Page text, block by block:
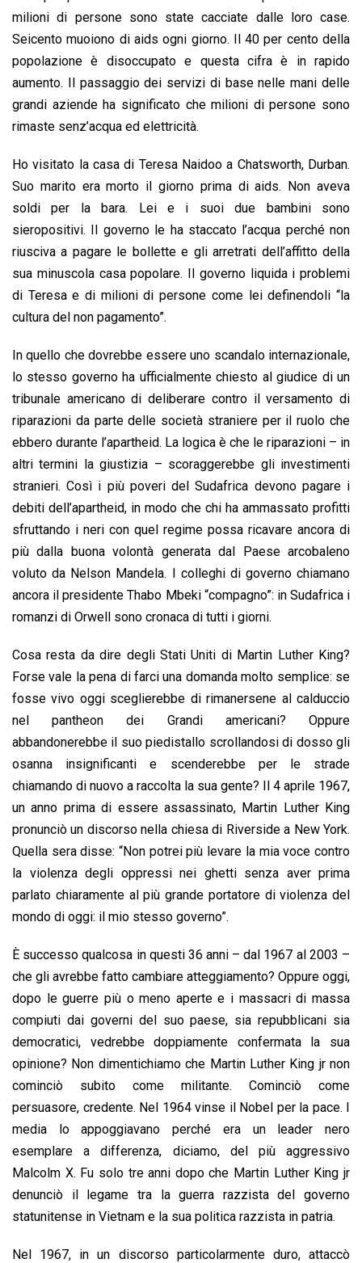
milioni di persone sono state cacciate dalle loro case.
Seicento muoiono di aids ogni giorno. Il 40 per cento della
popolazione è disoccupato e questa cifra è in rapido
aumento. Il passaggio dei servizi di base nelle mani delle
grandi aziende ha significato che milioni di persone sono
rimaste senz’acqua ed elettricità.
Ho visitato la casa di Teresa Naidoo a Chatsworth, Durban.
Suo marito era morto il giorno prima di aids. Non aveva
soldi per la bara. Lei e i suoi due bambini sono
sieropositivi. Il governo le ha staccato l’acqua perché non
riusciva a pagare le bollette e gli arretrati dell’affitto della
sua minuscola casa popolare. Il governo liquida i problemi
di Teresa e di milioni di persone come lei definendoli “la
cultura del non pagamento”.
In quello che dovrebbe essere uno scandalo internazionale,
lo stesso governo ha ufficialmente chiesto al giudice di un
tribunale americano di deliberare contro il versamento di
riparazioni da parte delle società straniere per il ruolo che
ebbero durante l’apartheid. La logica è che le riparazioni – in
altri termini la giustizia – scoraggerebbe gli investimenti
stranieri. Così i più poveri del Sudafrica devono pagare i
debiti dell’apartheid, in modo che chi ha ammassato profitti
sfruttando i neri con quel regime possa ricavare ancora di
più dalla buona volontà generata dal Paese arcobaleno
voluto da Nelson Mandela. I colleghi di governo chiamano
ancora il presidente Thabo Mbeki “compagno”: in Sudafrica i
romanzi di Orwell sono cronaca di tutti i giorni.
Cosa resta da dire degli Stati Uniti di Martin Luther King?
Forse vale la pena di farci una domanda molto semplice: se
fosse vivo oggi sceglierebbe di rimanersene al calduccio
nel pantheon dei Grandi americani? Oppure
abbandonerebbe il suo piedistallo scrollandosi di dosso gli
osanna insignificanti e scenderebbe per le strade
chiamando di nuovo a raccolta la sua gente? Il 4 aprile 1967,
un anno prima di essere assassinato, Martin Luther King
pronunciò un discorso nella chiesa di Riverside a New York.
Quella sera disse: “Non potrei più levare la mia voce contro
la violenza degli oppressi nei ghetti senza aver prima
parlato chiaramente al più grande portatore di violenza del
mondo di oggi: il mio stesso governo”.
È successo qualcosa in questi 36 anni – dal 1967 al 2003 –
che gli avrebbe fatto cambiare atteggiamento? Oppure oggi,
dopo le guerre più o meno aperte e i massacri di massa
compiuti dai governi del suo paese, sia repubblicani sia
democratici, vedrebbe doppiamente confermata la sua
opinione? Non dimentichiamo che Martin Luther King jr non
cominciò subito come militante. Cominciò come
persuasore, credente. Nel 1964 vinse il Nobel per la pace. I
media lo appoggiavano perché era un leader nero
esemplare a differenza, diciamo, del più aggressivo
Malcolm X. Fu solo tre anni dopo che Martin Luther King jr
denunciò il legame tra la guerra razzista del governo
statunitense in Vietnam e la sua politica razzista in patria.
Nel 1967, in un discorso particolarmente duro, attaccò